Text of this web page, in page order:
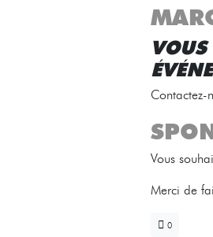
Vous
Merci de
0